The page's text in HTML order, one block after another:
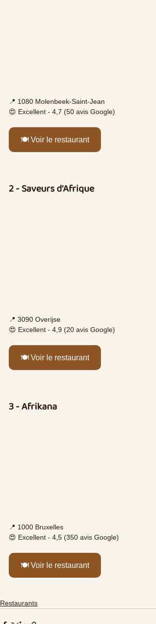
📍 1080 Molenbeek-Saint-Jean
😍 Excellent - 4,7 (50 avis Google)
🍽️ Voir le restaurant
2 - Saveurs d'Afrique
📍 3090 Overijse
😍 Excellent - 4,9 (20 avis Google)
🍽️ Voir le restaurant
3 - Afrikana
📍 1000 Bruxelles
😍 Excellent - 4,5 (350 avis Google)
🍽️ Voir le restaurant
Restaurants